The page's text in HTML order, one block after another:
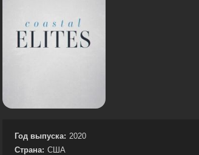
Год выпуска: 2020
Страна: США